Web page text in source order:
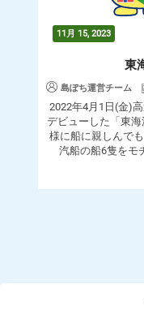
11月 15, 2023
東
島ぽち運営チーム
2022年4月1日(金)
デビューした「東
様に船に親しんで
汽船の船6隻をモ